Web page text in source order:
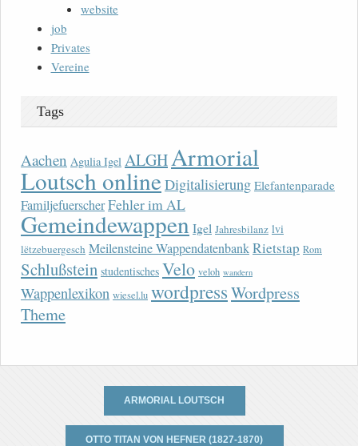
website
job
Privates
Vereine
Tags
Aachen Agulia Igel ALGHArmorial
Loutsch onlineDigitalisierung Elefantenparade
FamiljefuerscherFehler im AL
Gemeindewappen Igel Jahresbilanz lvi
lëtzebuergesch Meilensteine WappendatenbankRietstap Rom
Schlußstein studentisches Velo veloh wandern
Wappenlexikon wiesel.lu wordpressWordpress
Theme
ARMORIAL LOUTSCH
OTTO TITAN VON HEFNER (1827-1870)